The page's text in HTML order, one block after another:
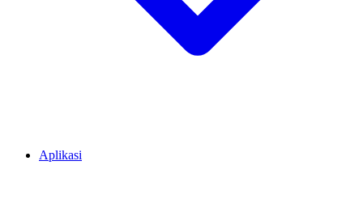
Aplikasi